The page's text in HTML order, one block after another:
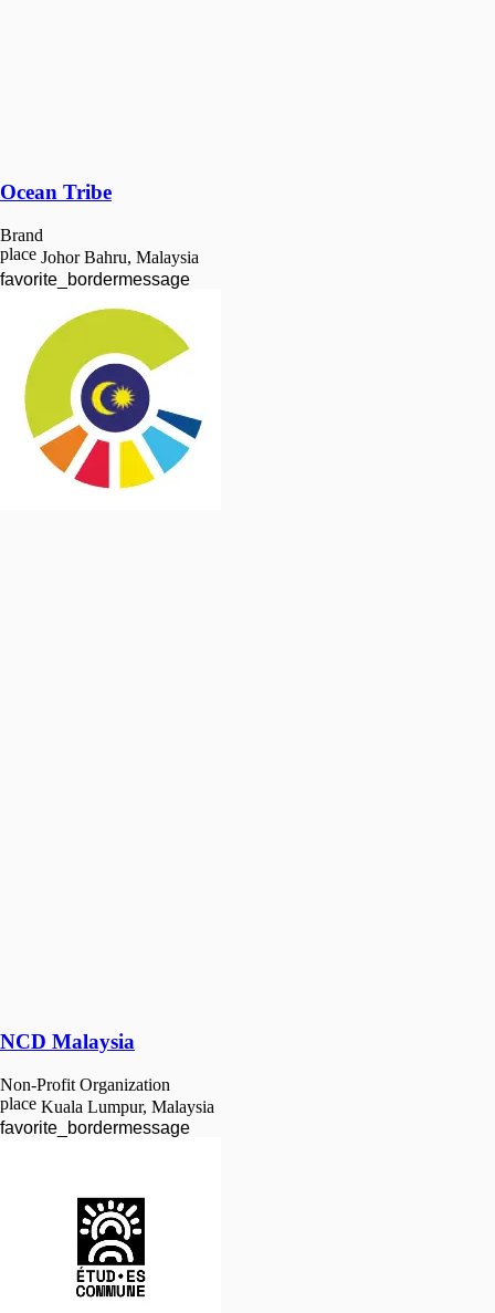
Ocean Tribe
Brand
place Johor Bahru, Malaysia
favorite_bordermessage
NCD Malaysia
Non-Profit Organization
place Kuala Lumpur, Malaysia
favorite_bordermessage